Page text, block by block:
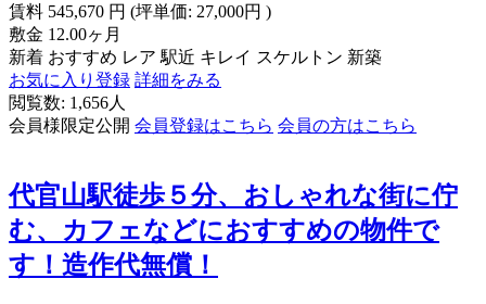
賃料 545,670 円 (坪単価: 27,000円 )
敷金 12.00ヶ月
新着 おすすめ レア 駅近 キレイ スケルトン 新築
お気に入り登録 詳細をみる
閲覧数: 1,656人
会員様限定公開 会員登録はこちら 会員の方はこちら
代官山駅徒歩５分、おしゃれな街に佇
む、カフェなどにおすすめの物件で
す！造作代無償！